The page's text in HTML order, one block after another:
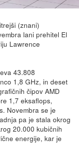
(znani)
lani prehitel El
Lawrence
43.808
1,8 GHz, in deset
čipov AMD
1,7 eksaflops,
Novembra se je
pa je stala okrog
20.000 kubičnih
energije, kar je